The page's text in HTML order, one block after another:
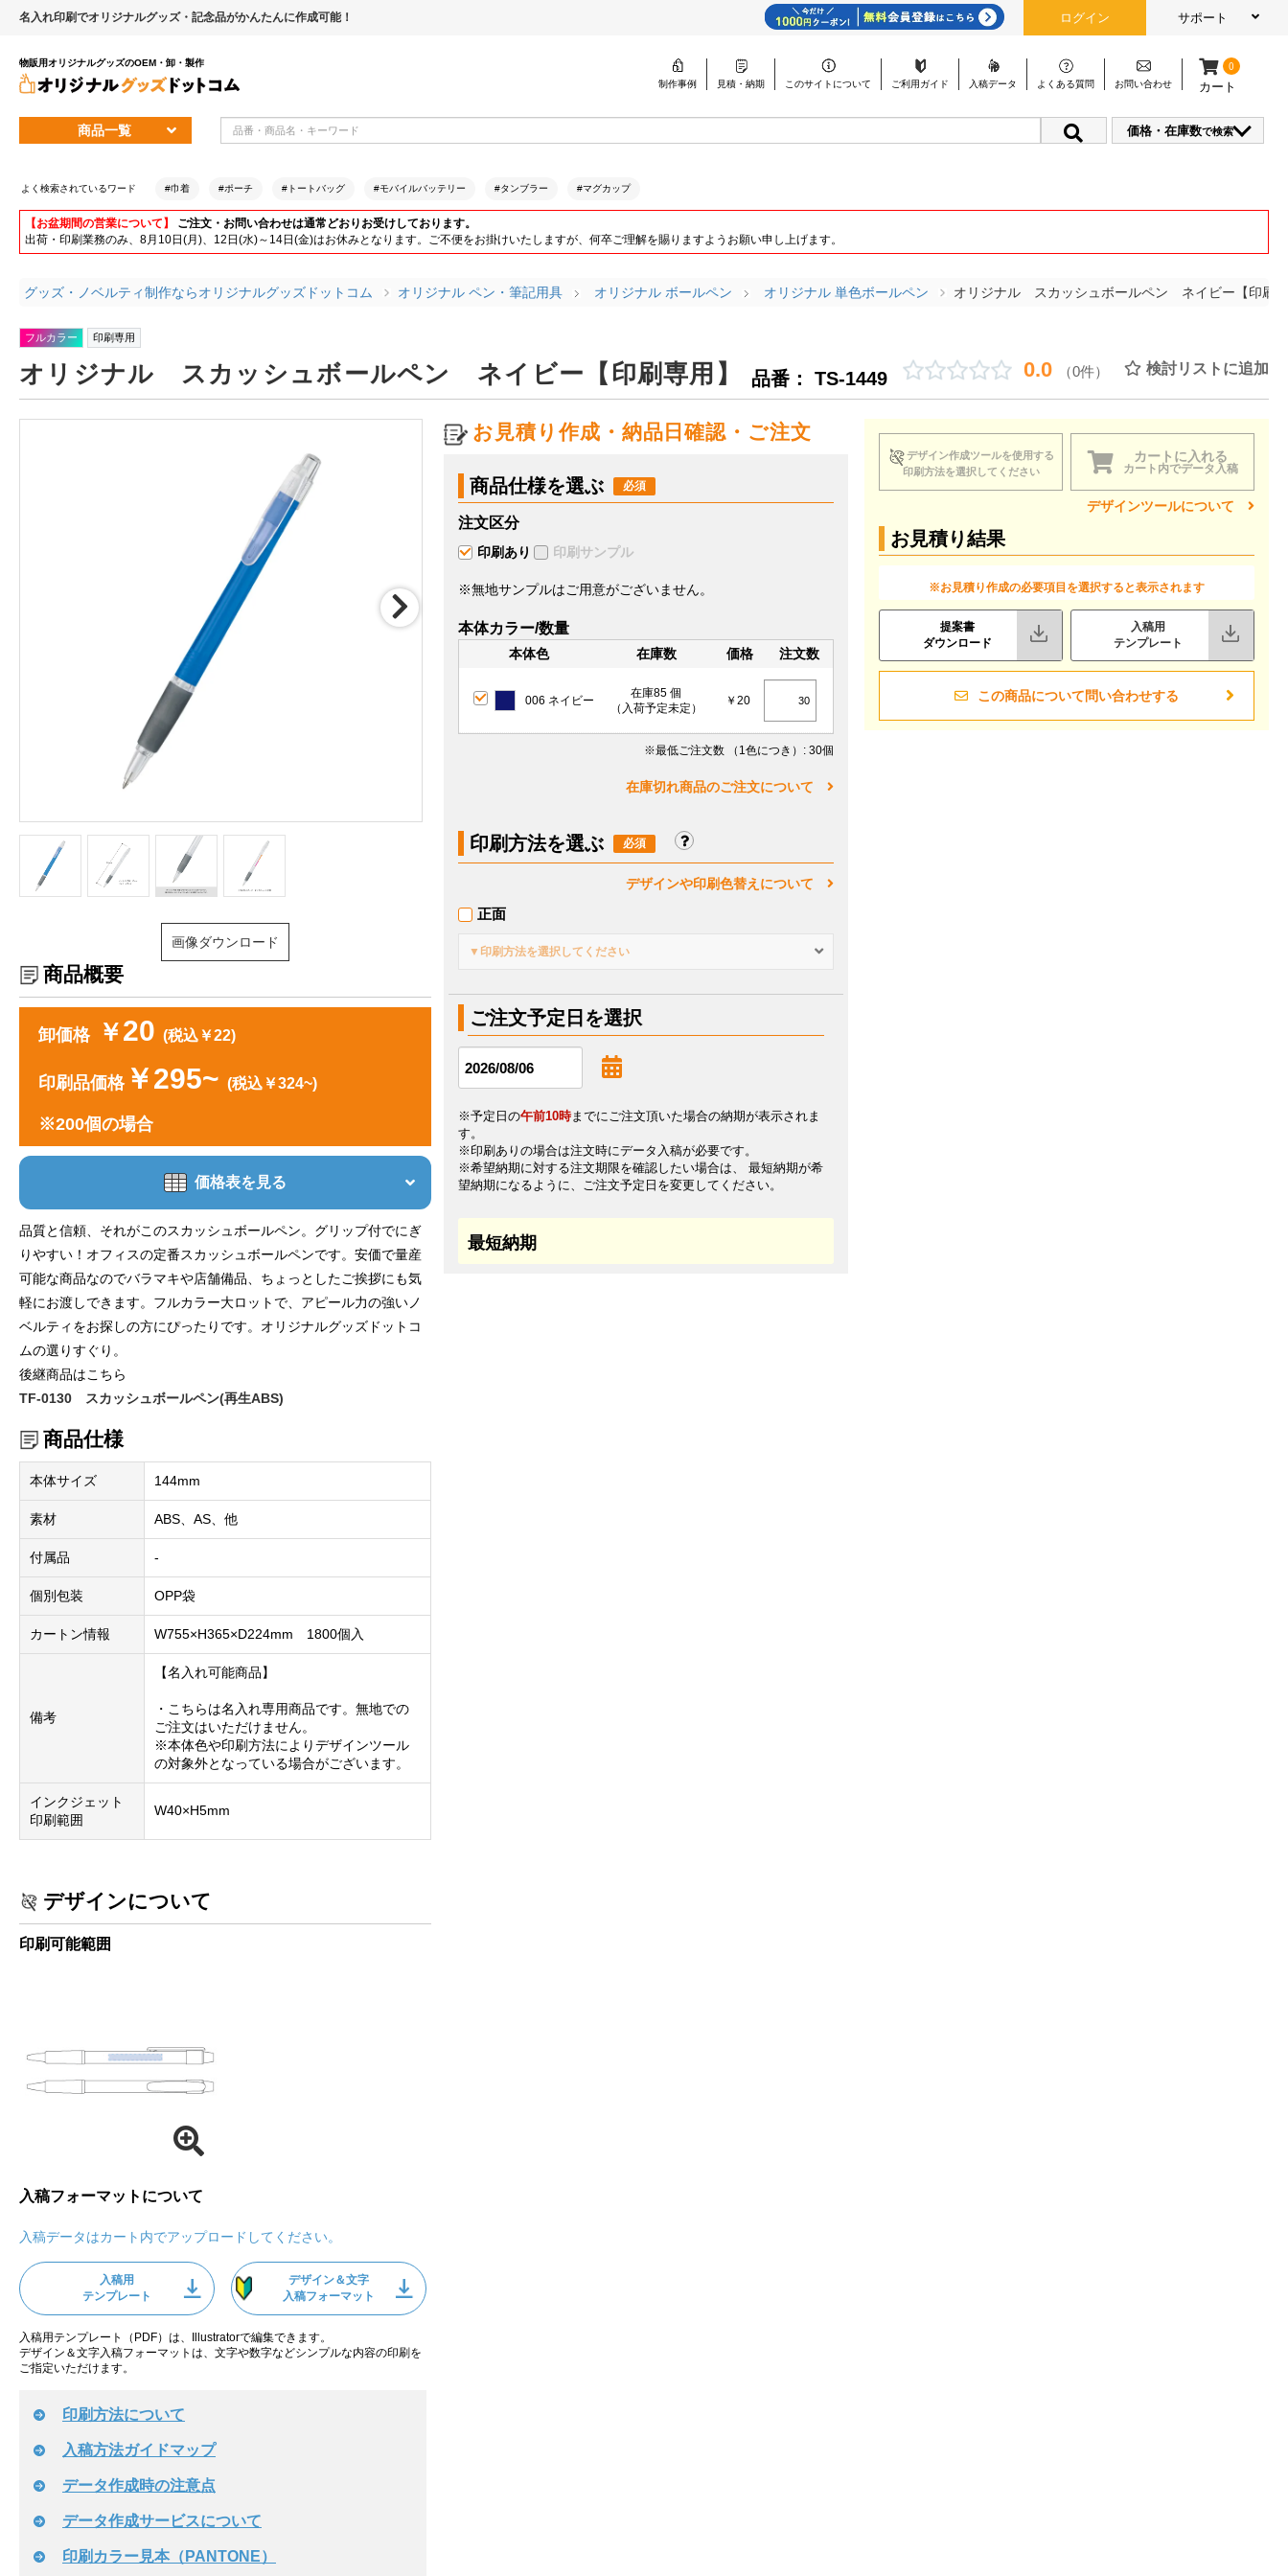
名入れ印刷でオリジナルグッズ・記念品がかんたんに作成可能！ ログイン サポート
物販用オリジナルグッズのOEM・卸・製作
制作事例
見積・納期 このサイトについて ご利用ガイド 入稿データ よくある質問 お問い合わせ
0
カート
商品一覧 価格・在庫数で検索
よく検索されているワード #巾着 #ポーチ #トートバッグ #モバイルバッテリー #タンブラー #マグカップ
【お盆期間の営業について】
ご注文・お問い合わせは通常どおりお受けしております。
出荷・印刷業務のみ、8月10日(月)、12日(水)～14日(金)はお休みとなります。ご不便をお掛けいたしますが、何卒ご理解を賜りますようお願い申し上げます。
グッズ・ノベルティ制作ならオリジナルグッズドットコム オリジナル ペン・筆記用具 オリジナル ボールペン オリジナル 単色ボールペン オリジナル スカッシュボールペン ネイビー【印刷
フルカラー 印刷専用
オリジナル スカッシュボールペン ネイビー【印刷専用】 品番： TS-1449 0.0 （0件） 検討リストに追加
画像ダウンロード
商品概要
卸価格 ￥20 (税込￥22)
印刷品価格￥295~ (税込￥324~)
※200個の場合
価格表を見る
品質と信頼、それがこのスカッシュボールペン。グリップ付でにぎ
りやすい！オフィスの定番スカッシュボールペンです。安価で量産
可能な商品なのでバラマキや店舗備品、ちょっとしたご挨拶にも気
軽にお渡しできます。フルカラー大ロットで、アピール力の強いノ
ベルティをお探しの方にぴったりです。オリジナルグッズドットコ
ムの選りすぐり。
後継商品はこちら
TF-0130 スカッシュボールペン(再生ABS)
商品仕様
本体サイズ 144mm
素材 ABS、AS、他
付属品 -
個別包装 OPP袋
カートン情報 W755×H365×D224mm 1800個入
備考
【名入れ可能商品】
・こちらは名入れ専用商品です。無地での
ご注文はいただけません。
※本体色や印刷方法によりデザインツール
の対象外となっている場合がございます。
インクジェット
印刷範囲
W40×H5mm
デザインについて
印刷可能範囲
入稿フォーマットについて
入稿データはカート内でアップロードしてください。
入稿用
テンプレート
デザイン＆文字
入稿フォーマット
入稿用テンプレート（PDF）は、Illustratorで編集できます。
デザイン＆文字入稿フォーマットは、文字や数字などシンプルな内容の印刷を
ご指定いただけます。
印刷方法について
入稿方法ガイドマップ
データ作成時の注意点
データ作成サービスについて
印刷カラー見本（PANTONE）
お見積り作成・納品日確認・ご注文
商品仕様を選ぶ
注文区分
印刷あり 印刷サンプル
※無地サンプルはご用意がございません。
本体カラー/数量
本体色 在庫数 価格 注文数
006 ネイビー
在庫85 個
（入荷予定未定）
￥20
※最低ご注文数 （1色につき） : 30個
在庫切れ商品のご注文について
印刷方法を選ぶ
デザインや印刷色替えについて
正面
▼印刷方法を選択してください
ご注文予定日を選択
※予定日の午前10時までにご注文頂いた場合の納期が表示されま
す。
※印刷ありの場合は注文時にデータ入稿が必要です。
※希望納期に対する注文期限を確認したい場合は、 最短納期が希
望納期になるように、ご注文予定日を変更してください。
最短納期
デザイン作成ツールを使用する
印刷方法を選択してください
カートに入れる
カート内でデータ入稿
デザインツールについて
お見積り結果
※お見積り作成の必要項目を選択すると表示されます
提案書
ダウンロード
入稿用
テンプレート
この商品について問い合わせする